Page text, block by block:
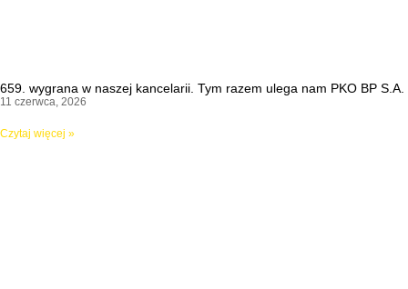
659. wygrana w naszej kancelarii. Tym razem ulega nam PKO BP S.A.
11 czerwca, 2026
Czytaj więcej »